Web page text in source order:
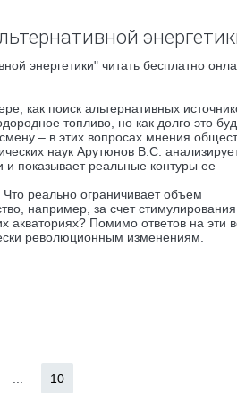
энергетики" читать бесплатно
как поиск альтернативных
топливо, но как долго это
– в этих вопросах мнения
наук Арутюнов В.С.
и показывает реальные контуры ее
реально ограничивает объем
например, за счет стимулирования
Помимо ответов на эти
революционным изменениям.
10